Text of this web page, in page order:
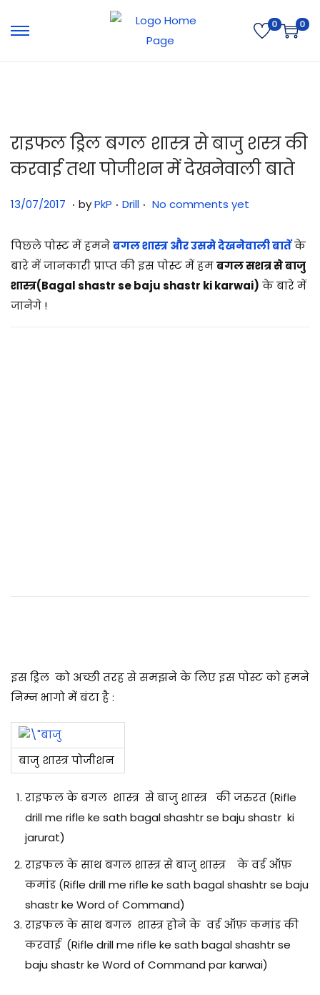
0 0
राइफल ड्रिल बगल शास्त्र से बाजु शस्त्र की
करवाई तथा पोजीशन में देखनेवाली बाते
Posted on
13/07/2017 3
/
0
7
. byPkP . Posted in
Drill . No comments yet
पिछले पोस्ट में हमनेबगल शास्त्र और उसमे देखनेवाली बातेंके
बारे में जानकारी प्राप्त की इस पोस्ट में हमबगल सशत्र से बाजु
शास्त्र(Bagal shastr se baju shastr ki karwai) के बारे में
जानेगे !
इस ड्रिल को अच्छी तरह से समझने के लिए इस पोस्ट को हमने
निम्न भागो में बंटा है :
बाजु शास्त्र पोजीशन
राइफल के बगल शास्त्र से बाजु शास्त्र की जरुरत (Rifle
drill me rifle ke sath bagal shashtr se baju shastr ki
jarurat)
राइफल के साथ बगल शास्त्र से बाजु शास्त्र के वर्ड ऑफ़
कमांड (Rifle drill me rifle ke sath bagal shashtr se baju
shastr ke Word of Command)
राइफल के साथ बगल शास्त्र होने के वर्ड ऑफ़ कमांड की
करवाई (Rifle drill me rifle ke sath bagal shashtr se
baju shastr ke Word of Command par karwai)